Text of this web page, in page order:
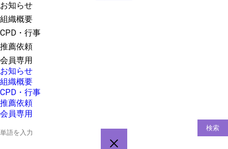
お知らせ
組織概要
CPD・行事
推薦依頼
会員専用
お知らせ
組織概要
CPD・行事
推薦依頼
会員専用